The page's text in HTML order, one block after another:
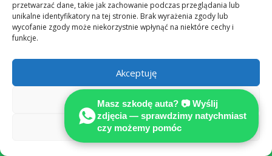
przetwarzać dane, takie jak zachowanie podczas przeglądania lub
unikalne identyfikatory na tej stronie. Brak wyrażenia zgody lub
wycofanie zgody może niekorzystnie wpłynąć na niektóre cechy i
funkcje.
Akceptuję
Odmów
Zobacz preferencje
klucz do wygranej.
12. Jakie działania podjąć po wypadku?
Szybka reakcja na miejscu zdarzenia decyduje o
sukcesie w walce o sprawiedliwe odszkodowanie.
Nasze doświadczenie pokazuje, że każdy kierowca
powinien zachować spokój i działać według
ustalonego schematu.
Krok po kroku, co zrobić?
Zabezpiecz miejsce wypadku i sprawdź stan zdrowia

Masz szkodę auta? 📷 Wyślij
zdjęcia — sprawdzimy natychmiast
czy możemy pomóc